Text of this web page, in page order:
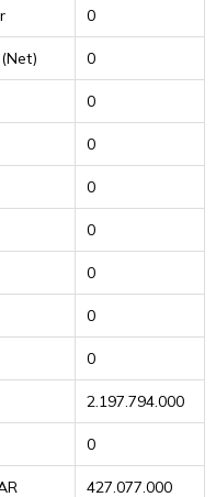
0
(Net) 0
0
0
0
0
0
0
0
2.197.794.000
0
427.077.000